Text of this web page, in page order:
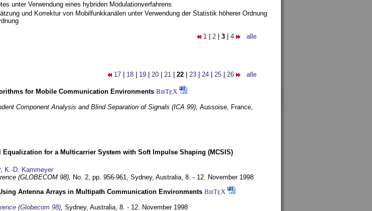
unter Verwendung eines hybriden Modulationverfahrens
und Korrektur von Mobilfunkkanälen unter Verwendung der Statistik höherer Ordnung
1 2 3 4 alle
17 18 19 20 21 22 23 24 25 26 alle
for Mobile Communication Environments BibTEX
Component Analysis and Blind Separation of Signals (ICA 99), Aussoise, France,
Equalization for a Multicarrier System with Soft Impulse Shaping (MCSIS)
, K.-D. Kammeyer
(GLOBECOM 98), No. 2, pp. 956-961, Sydney, Australia, 8. - 12. November 1998
Antenna Arrays in Multipath Communication Environments BibTEX
(Globecom 98), Sydney, Australia, 8. - 12. November 1998